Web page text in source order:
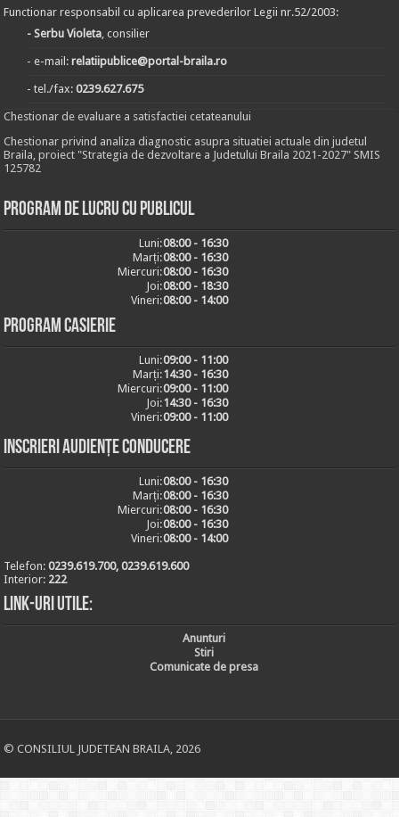
Functionar responsabil cu aplicarea prevederilor Legii nr.52/2003:
- Serbu Violeta, consilier
- e-mail:relatiipublice@portal-braila.ro
- tel./fax:0239.627.675
Chestionar de evaluare a satisfactiei cetateanului
Chestionar privind analiza diagnostic asupra situatiei actuale din judetul
Braila, proiect "Strategia de dezvoltare a Judetului Braila 2021-2027" SMIS
125782
Program de lucru cu publicul
Luni:08:00 - 16:30
Marți:08:00 - 16:30
Miercuri:08:00 - 16:30
Joi:08:00 - 18:30
Vineri:08:00 - 14:00
Program casierie
Luni:09:00 - 11:00
Marți:14:30 - 16:30
Miercuri:09:00 - 11:00
Joi:14:30 - 16:30
Vineri:09:00 - 11:00
Inscrieri audiențe conducere
Luni:08:00 - 16:30
Marți:08:00 - 16:30
Miercuri:08:00 - 16:30
Joi:08:00 - 16:30
Vineri:08:00 - 14:00
Telefon:0239.619.700, 0239.619.600
Interior: 222
Link-uri utile:
Anunturi
Stiri
Comunicate de presa
© CONSILIUL JUDETEAN BRAILA, 2026